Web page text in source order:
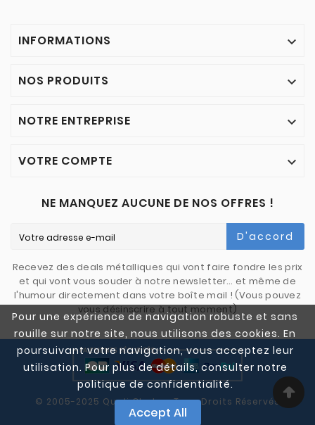
Pour une expérience de navigation robuste et sans
rouille sur notre site, nous utilisons des cookies. En
poursuivant votre navigation, vous acceptez leur
utilisation. Pour plus de détails, consulter notre
politique de confidentialité.
Accept All
INFORMATIONS 
NOS PRODUITS 
NOTRE ENTREPRISE 
VOTRE COMPTE 
NE MANQUEZ AUCUNE DE NOS OFFRES !
D'accord
Recevez des deals métalliques qui vont faire fondre les prix
et qui vont vous souder à notre newsletter… et même de
l'humour directement dans votre boîte mail ! (Vous pouvez
vous désinscrire à tout moment)
© 2005-2025 Quali Chutes. Tous Droits Réservés